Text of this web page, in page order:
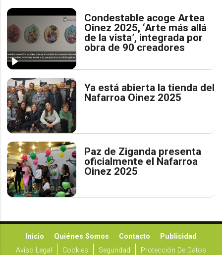
Condestable acoge Artea
Oinez 2025, ‘Arte más allá
de la vista’, integrada por
obra de 90 creadores
Ya está abierta la tienda del
Nafarroa Oinez 2025
Paz de Ziganda presenta
oficialmente el Nafarroa
Oinez 2025
Inicio Quiénes Somos Contacto
Publicidad
Aviso Legal
Cookies Seguridad Protección De Datos